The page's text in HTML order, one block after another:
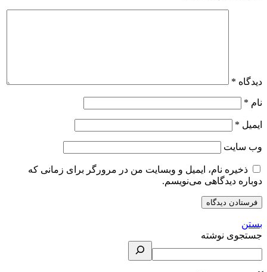
دیدگاه *
نام *
ایمیل *
وب‌ سایت
ذخیره نام، ایمیل و وبسایت من در مرورگر برای زمانی که
دوباره دیدگاهی می‌نویسم.
بستن
جستجوی نوشته